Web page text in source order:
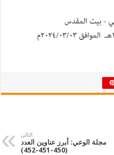
التالي
مجلة الوعي: أبرز عناوين العدد
(450-451-452)